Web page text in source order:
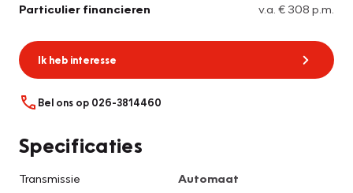
Particulier financieren v.a. € 308 p.m.
Ik heb interesse
Bel ons op 026-3814460
Specificaties
Transmissie
Automaat